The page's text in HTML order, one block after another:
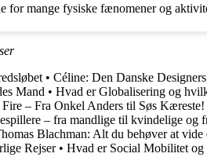
for mange fysiske fænomener og
• Céline: Den Danske
Mand • Hvad er Globalisering og
– Fra Onkel Anders til Søs Kæreste!
– fra mandlige til kvindelige og
Blachman: Alt du behøver at
Rejser• Hvad er Social Mobilitet og